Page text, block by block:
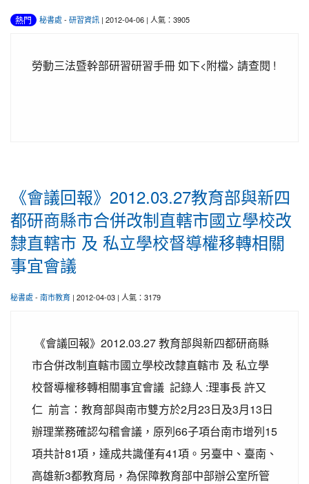
熱門 秘書處- 研習資訊 | 2012-04-06 | 人氣：3905
勞動三法暨幹部研習研習手冊 如下<附檔> 請查閱 !
《會議回報》2012.03.27教育部與新四
都研商縣市合併改制直轄市國立學校改
隸直轄市 及 私立學校督導權移轉相關
事宜會議
秘書處- 南市教育 | 2012-04-03 | 人氣：3179
《會議回報》2012.03.27 教育部與新四都研商縣
市合併改制直轄市國立學校改隸直轄市 及 私立學
校督導權移轉相關事宜會議 記錄人 :理事長 許又
仁 前言：教育部與南市雙方於2月23日及3月13日
辦理業務確認勾稽會議，原列66子項台南市增列15
項共計81項，達成共識僅有41項。另臺中、臺南、
高雄新3都教育局，為保障教育部中部辦公室所管